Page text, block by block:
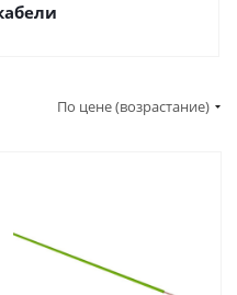
По цене (возрастание)